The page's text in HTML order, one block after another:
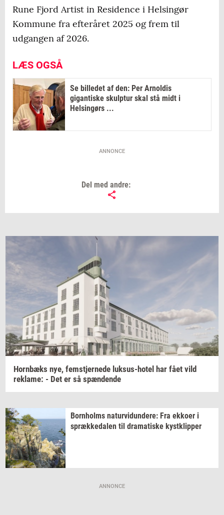
Rune Fjord Artist in Residence i Helsingør
Kommune fra efteråret 2025 og frem til
udgangen af 2026.
LÆS OGSÅ
Se billedet af den: Per Arnoldis
gigantiske skulptur skal stå midt i
Helsingørs ...
ANNONCE
Del med andre:
Hor­n­bæks nye, fem­stjer­ne­de luksus-​hotel har fået vild
re­k­la­me: - Det er så spæn­den­de
Born­holms na­tur­vi­dun­de­re: Fra ek­ko­er i
spræk­ke­da­len til dra­ma­ti­ske kyst­klip­per
ANNONCE